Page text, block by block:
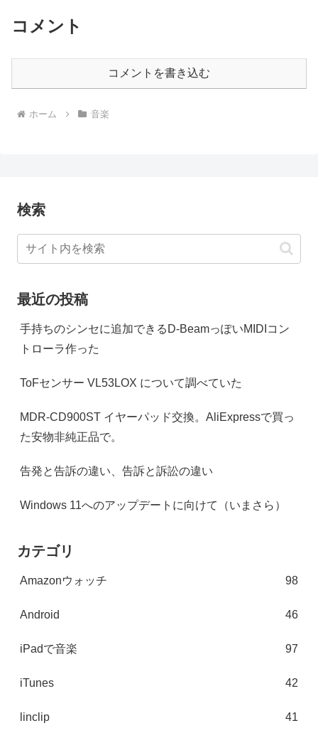
コメント
コメントを書き込む
ホーム 音楽
検索
最近の投稿
手持ちのシンセに追加できるD-BeamっぽいMIDIコン
トローラ作った
ToFセンサー VL53LOX について調べていた
MDR-CD900ST イヤーパッド交換。AliExpressで買っ
た安物非純正品で。
告発と告訴の違い、告訴と訴訟の違い
Windows 11へのアップデートに向けて（いまさら）
カテゴリ
Amazonウォッチ 98
Android 46
iPadで音楽 97
iTunes 42
linclip 41